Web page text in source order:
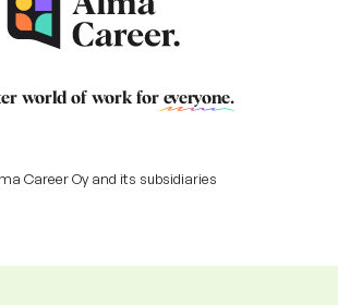
world of work for everyone.
Career Oy and its subsidiaries